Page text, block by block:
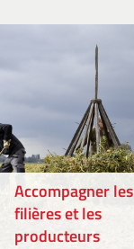
Accompagner les
filières et les
producteurs